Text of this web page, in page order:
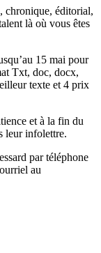
chronique, éditorial,
là où vous êtes
15 mai pour
Txt, doc, docx,
texte et 4 prix
et à la fin du
leur infolettre.
par téléphone
au